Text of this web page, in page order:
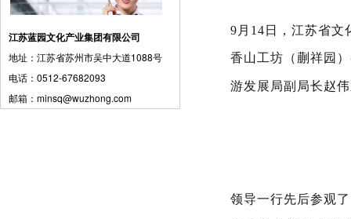
江苏蓝园文化产业集团有限公司
地址：江苏省苏州市吴中大道1088号
电话：0512-67682093
邮箱：minsq@wuzhong.com
9月14日，江苏省文
香山工坊（蒯祥园
游发展局副局长赵
领导一行先后参观